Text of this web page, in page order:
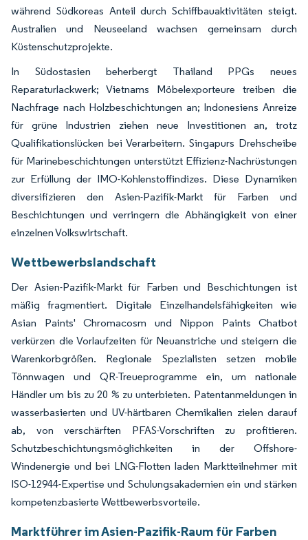
während Südkoreas Anteil durch Schiffbauaktivitäten steigt.
Australien und Neuseeland wachsen gemeinsam durch
Küstenschutzprojekte.
In Südostasien beherbergt Thailand PPGs neues
Reparaturlackwerk; Vietnams Möbelexporteure treiben die
Nachfrage nach Holzbeschichtungen an; Indonesiens Anreize
für grüne Industrien ziehen neue Investitionen an, trotz
Qualifikationslücken bei Verarbeitern. Singapurs Drehscheibe
für Marinebeschichtungen unterstützt Effizienz-Nachrüstungen
zur Erfüllung der IMO-Kohlenstoffindizes. Diese Dynamiken
diversifizieren den Asien-Pazifik-Markt für Farben und
Beschichtungen und verringern die Abhängigkeit von einer
einzelnen Volkswirtschaft.
Wettbewerbslandschaft
Der Asien-Pazifik-Markt für Farben und Beschichtungen ist
mäßig fragmentiert. Digitale Einzelhandelsfähigkeiten wie
Asian Paints' Chromacosm und Nippon Paints Chatbot
verkürzen die Vorlaufzeiten für Neuanstriche und steigern die
Warenkorbgrößen. Regionale Spezialisten setzen mobile
Tönnwagen und QR-Treueprogramme ein, um nationale
Händler um bis zu 20 % zu unterbieten. Patentanmeldungen in
wasserbasierten und UV-härtbaren Chemikalien zielen darauf
ab, von verschärften PFAS-Vorschriften zu profitieren.
Schutzbeschichtungsmöglichkeiten in der Offshore-
Windenergie und bei LNG-Flotten laden Marktteilnehmer mit
ISO-12944-Expertise und Schulungsakademien ein und stärken
kompetenzbasierte Wettbewerbsvorteile.
Marktführer im Asien-Pazifik-Raum für Farben